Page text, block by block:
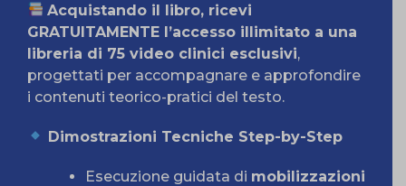
Acquistando il libro, ricevi
GRATUITAMENTE l’accesso illimitato a una
libreria di 75 video clinici esclusivi,
progettati per accompagnare e approfondire
i contenuti teorico-pratici del testo.
Dimostrazioni Tecniche Step-by-Step
Esecuzione guidata di mobilizzazioni